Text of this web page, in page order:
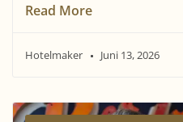
Read More
Hotelmaker Juni 13, 2026